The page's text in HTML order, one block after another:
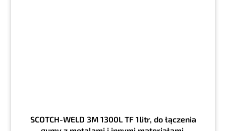
SCOTCH-WELD 3M 1300L TF 1litr, do łączenia